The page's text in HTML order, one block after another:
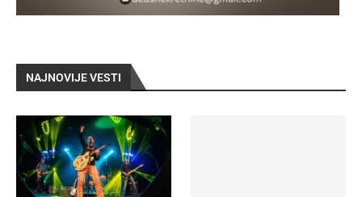
NAJNOVIJE VESTI